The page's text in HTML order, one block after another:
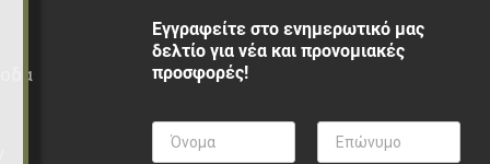
Εγγραφείτε στο ενημερωτικό μας
δελτίο για νέα και προνομιακές
προσφορές!